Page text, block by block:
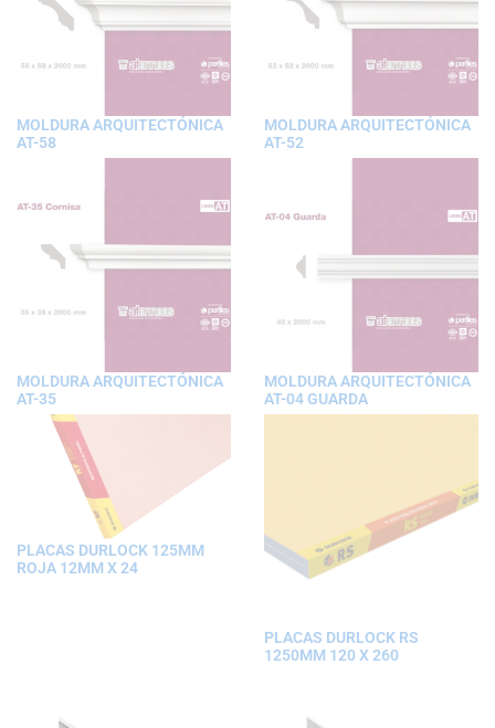
MOLDURA ARQUITECTÓNICA
AT-58
MOLDURA ARQUITECTÓNICA
AT-52
MOLDURA ARQUITECTÓNICA
AT-35
MOLDURA ARQUITECTÓNICA
AT-04 GUARDA
PLACAS DURLOCK 125MM
ROJA 12MM X 24
PLACAS DURLOCK RS
1250MM 120 X 260